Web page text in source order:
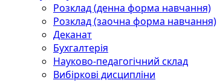
Розклад (денна форма навчання)
Розклад (заочна форма навчання)
Деканат
Бухгалтерія
Науково-педагогічний склад
Вибіркові дисципліни